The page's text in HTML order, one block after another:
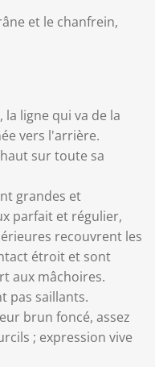
et le chanfrein,
ligne qui va de la
vers l'arrière.
sur toute sa
grandes et
parfait et régulier,
recouvrent les
étroit et sont
aux mâchoires.
pas saillants.
brun foncé, assez
; expression vive